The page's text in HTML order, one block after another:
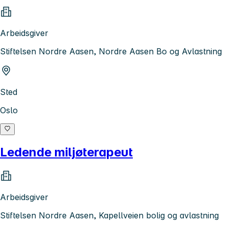
Arbeidsgiver
Stiftelsen Nordre Aasen, Nordre Aasen Bo og Avlastning
Sted
Oslo
Ledende miljøterapeut
Arbeidsgiver
Stiftelsen Nordre Aasen, Kapellveien bolig og avlastning